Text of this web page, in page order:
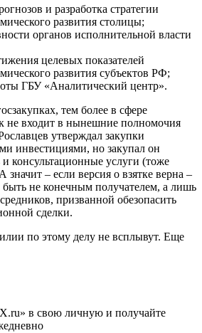
и разработка стратегии
развития столицы;
органов исполнительной власти
целевых показателей
развития субъектов РФ;
ГБУ «Аналитический центр».
тем более в сфере
не входит в нынешние полномочия
утверждал закупки
инвестициями, но закупал он
консультационные услуги (тоже
значит – если версия о взятке верна –
не конечным получателем, а лишь
призванной обезопасить
сделки.
по этому делу не всплывут. Еще
в свою личную и получайте